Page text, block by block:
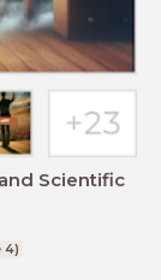
Scientific
4)